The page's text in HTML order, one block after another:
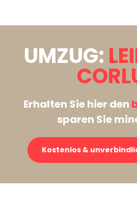
UMZUG:
Erhalten Sie hier den
sparen Sie
Kostenlos &